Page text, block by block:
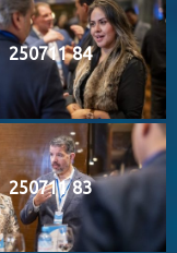
250711 84
250711 83